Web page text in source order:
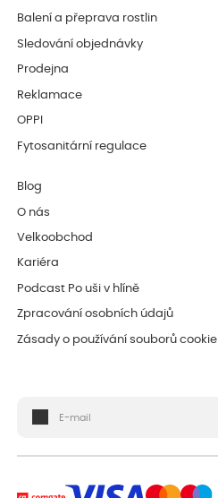
Balení a přeprava rostlin
Sledování objednávky
Prodejna
Reklamace
OPPI
Fytosanitární regulace
Blog
O nás
Velkoobchod
Kariéra
Podcast Po uši v hlíně
Zpracování osobních údajů
Zásady o používání souborů cookie